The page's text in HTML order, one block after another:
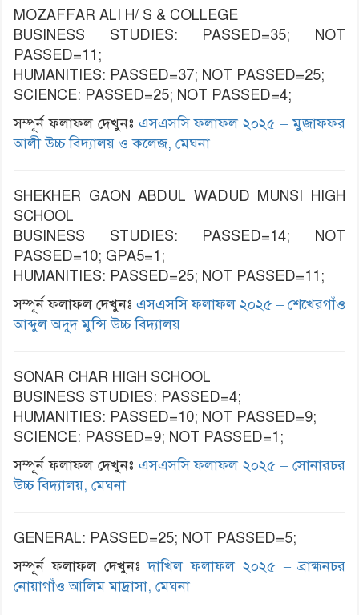
MOZAFFAR ALI H/ S & COLLEGE
BUSINESS STUDIES: PASSED=35; NOT
PASSED=11;
HUMANITIES: PASSED=37; NOT PASSED=25;
SCIENCE: PASSED=25; NOT PASSED=4;
সম্পূর্ন ফলাফল দেখুনঃ এসএসসি ফলাফল ২০২৫ – মুজাফফর
আলী উচ্চ বিদ্যালয় ও কলেজ, মেঘনা
SHEKHER GAON ABDUL WADUD MUNSI HIGH
SCHOOL
BUSINESS STUDIES: PASSED=14; NOT
PASSED=10; GPA5=1;
HUMANITIES: PASSED=25; NOT PASSED=11;
সম্পূর্ন ফলাফল দেখুনঃ এসএসসি ফলাফল ২০২৫ – শেখেরগাঁও
আব্দুল অদুদ মুন্সি উচ্চ বিদ্যালয়
SONAR CHAR HIGH SCHOOL
BUSINESS STUDIES: PASSED=4;
HUMANITIES: PASSED=10; NOT PASSED=9;
SCIENCE: PASSED=9; NOT PASSED=1;
সম্পূর্ন ফলাফল দেখুনঃ এসএসসি ফলাফল ২০২৫ – সোনারচর
উচ্চ বিদ্যালয়, মেঘনা
GENERAL: PASSED=25; NOT PASSED=5;
সম্পূর্ন ফলাফল দেখুনঃদাখিল ফলাফল ২০২৫ – ব্রাহ্মনচর
নোয়াগাঁও আলিম মাদ্রাসা, মেঘনা